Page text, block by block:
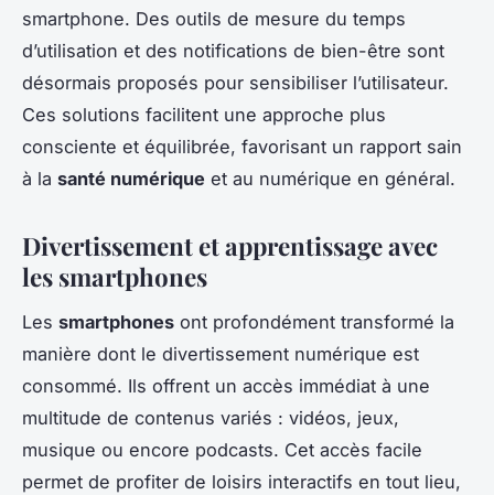
smartphone. Des outils de mesure du temps
d’utilisation et des notifications de bien-être sont
désormais proposés pour sensibiliser l’utilisateur.
Ces solutions facilitent une approche plus
consciente et équilibrée, favorisant un rapport sain
à la santé numérique et au numérique en général.
Divertissement et apprentissage avec
les smartphones
Les smartphones ont profondément transformé la
manière dont le divertissement numérique est
consommé. Ils offrent un accès immédiat à une
multitude de contenus variés : vidéos, jeux,
musique ou encore podcasts. Cet accès facile
permet de profiter de loisirs interactifs en tout lieu,